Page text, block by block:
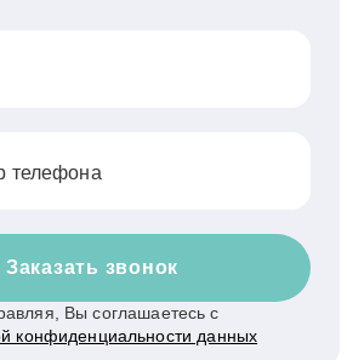
телефона
Заказать звонок
Вы соглашаетесь с
конфиденциальности данных